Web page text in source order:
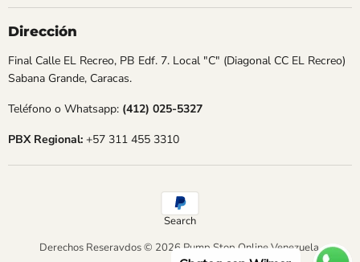
Correo
electrónico
FacebookInstagramYouTube
Dirección
Final Calle EL Recreo, PB Edf. 7. Local "C" (Diagonal CC EL Recreo)
Sabana Grande, Caracas.
Teléfono o Whatsapp: (412) 025-5327
PBX Regional: +57 311 455 3310
Search
Derechos Reseravdos © 2026 Pump Stop Online Venezuela.